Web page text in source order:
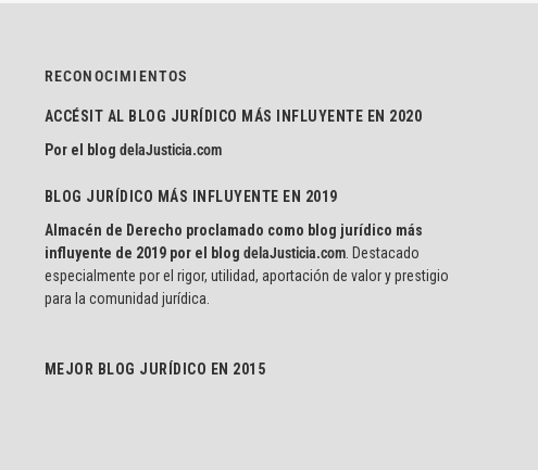
RECONOCIMIENTOS
ACCÉSIT AL BLOG JURÍDICO MÁS INFLUYENTE EN 2020
Por el blog delaJusticia.com
BLOG JURÍDICO MÁS INFLUYENTE EN 2019
Almacén de Derecho proclamado como blog jurídico más
influyente de 2019 por el blog delaJusticia.com. Destacado
especialmente por el rigor, utilidad, aportación de valor y prestigio
para la comunidad jurídica.
MEJOR BLOG JURÍDICO EN 2015